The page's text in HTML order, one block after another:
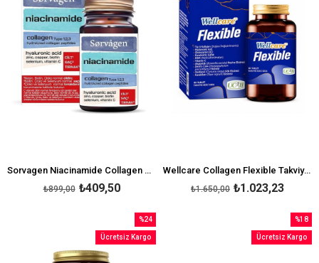
Sorvagen Niacinamide Collagen Kolajen Hyaluronic Acid 60 Tablet
₺409,50
₺899,00
Wellcare Collagen Flexible Takviye Edici Gıda 60 Tablet
₺1.023,23
₺1.650,00
%24
İndirim
Ücretsiz Kargo
%18
İndirim
Ücretsiz Kargo